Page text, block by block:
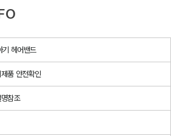
기 헤어밴드
품 안전확인
참조